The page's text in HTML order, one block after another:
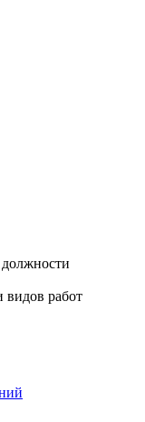
должности
видов работ